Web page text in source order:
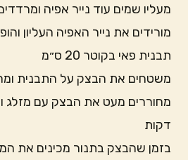
מעליו שמים עוד נייר אפיה
מורידים את נייר האפיה העליון
תבנית פאי בקוטר 20 ס״מ
משטחים את הבצק על התבנית
דקות
בזמן שהבצק בתנור מכינים את